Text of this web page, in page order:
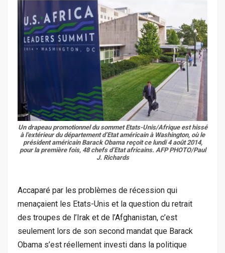
Un drapeau promotionnel du sommet Etats-Unis/Afrique est hissé
à l’extérieur du département d’Etat américain à Washington, où le
président américain Barack Obama reçoit ce lundi 4 août 2014,
pour la première fois, 48 chefs d’Etat africains. AFP PHOTO/Paul
J. Richards
Accaparé par les problèmes de récession qui
menaçaient les Etats-Unis et la question du retrait
des troupes de l’Irak et de l’Afghanistan, c’est
seulement lors de son second mandat que Barack
Obama s’est réellement investi dans la politique